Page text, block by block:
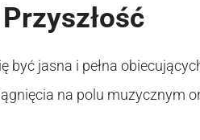
być jasna i pełna
na polu muzycznym